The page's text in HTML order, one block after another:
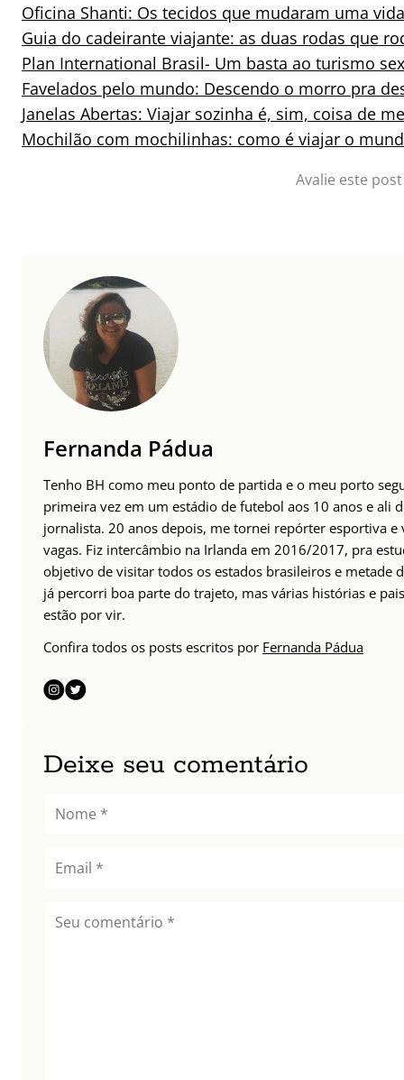
Oficina Shanti: Os tecidos que mudaram uma vida
Guia do cadeirante viajante: as duas rodas que
Plan International Brasil- Um basta ao turismo
Favelados pelo mundo: Descendo o morro pra
Janelas Abertas: Viajar sozinha é, sim, coisa de
Mochilão com mochilinhas: como é viajar o
Avalie este post
Fernanda Pádua
Tenho BH como meu ponto de partida e o meu porto
primeira vez em um estádio de futebol aos 10 anos e ali
jornalista. 20 anos depois, me tornei repórter esportiva e
vagas. Fiz intercâmbio na Irlanda em 2016/2017, pra
objetivo de visitar todos os estados brasileiros e metade
já percorri boa parte do trajeto, mas várias histórias e
estão por vir.
Confira todos os posts escritos por Fernanda Pádua
Deixe seu comentário